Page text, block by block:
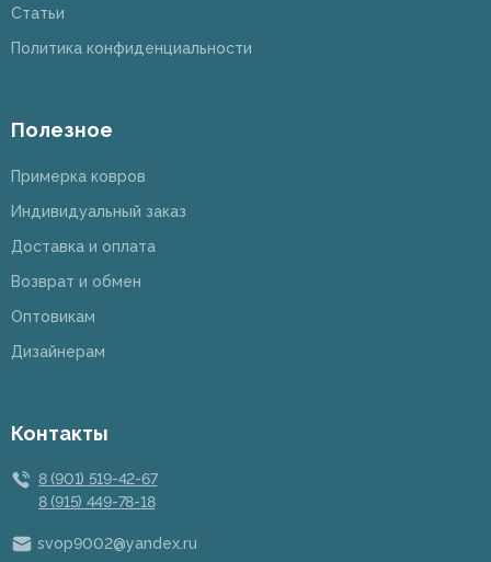
Статьи
Политика конфиденциальности
Полезное
Примерка ковров
Индивидуальный заказ
Доставка и оплата
Возврат и обмен
Оптовикам
Дизайнерам
Контакты
8 (901) 519-42-67
8 (915) 449-78-18
svop9002@yandex.ru